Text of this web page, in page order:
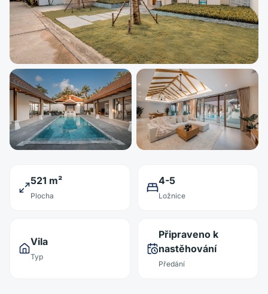
521 m²
Plocha
4-5
Ložnice
Vila
Typ
Připraveno k
nastěhování
Předání